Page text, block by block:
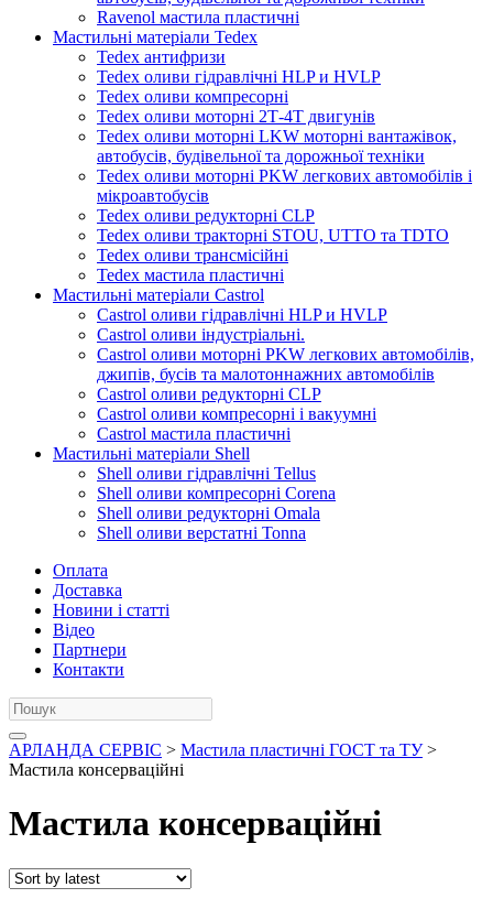
Ravenol мастила пластичні
Мастильні матеріали Tedex
Tedex антифризи
Tedex оливи гідравлічні HLP и HVLP
Tedex оливи компресорні
Tedex оливи моторні 2Т-4Т двигунів
Tedex оливи моторні LKW моторні вантажівок,
автобусів, будівельної та дорожньої техніки
Tedex оливи моторні PKW легкових автомобілів і
мікроавтобусів
Tedex оливи редукторні CLP
Tedex оливи тракторні STOU, UTTO та TDTO
Tedex оливи трансмісійні
Tedex мастила пластичні
Мастильні матеріали Castrol
Castrol оливи гідравлічні HLP и HVLP
Castrol оливи індустріальні.
Castrol оливи моторні PKW легкових автомобілів,
джипів, бусів та малотоннажних автомобілів
Castrol оливи редукторні CLP
Castrol оливи компресорні і вакуумні
Castrol мастила пластичні
Мастильні матеріали Shell
Shell оливи гідравлічні Tellus
Shell оливи компресорні Corena
Shell оливи редукторні Omala
Shell оливи верстатні Tonna
Оплата
Доставка
Новини і статті
Відео
Партнери
Контакти
АРЛАНДА СЕРВІС > Мастила пластичні ГОСТ та ТУ>
Мастила консерваційні
Мастила консерваційні